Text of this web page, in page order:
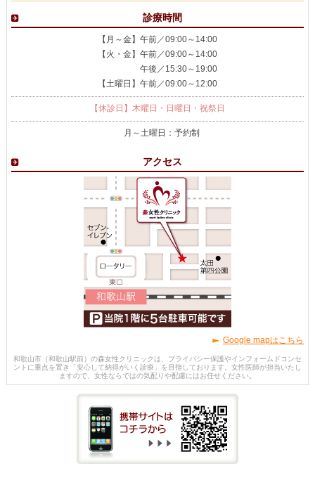
診療時間
【月～金】午前／09:00～14:00
【火・金】午前／09:00～14:00
午後／15:30～19:00
【土曜日】午前／09:00～12:00
【休診日】木曜日・日曜日・祝祭日
月～土曜日：予約制
アクセス
Google mapはこちら
和歌山市（和歌山駅前）の森女性クリニックは、プライバシー保護やインフォームドコンセ
ントに重点を置き「安心して納得がいく診療」を目指しております。女性医師が担当いたし
ますので、女性ならではの気配りや配慮にはお任せください。